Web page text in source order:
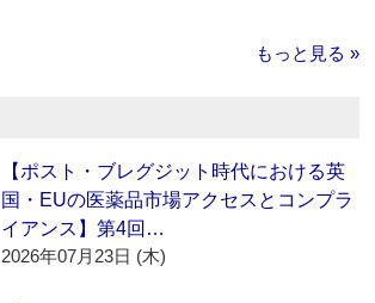
もっと見る »
【ポスト・ブレグジット時代における英
国・EUの医薬品市場アクセスとコンプラ
イアンス】第4回…
2026年07月23日 (木)